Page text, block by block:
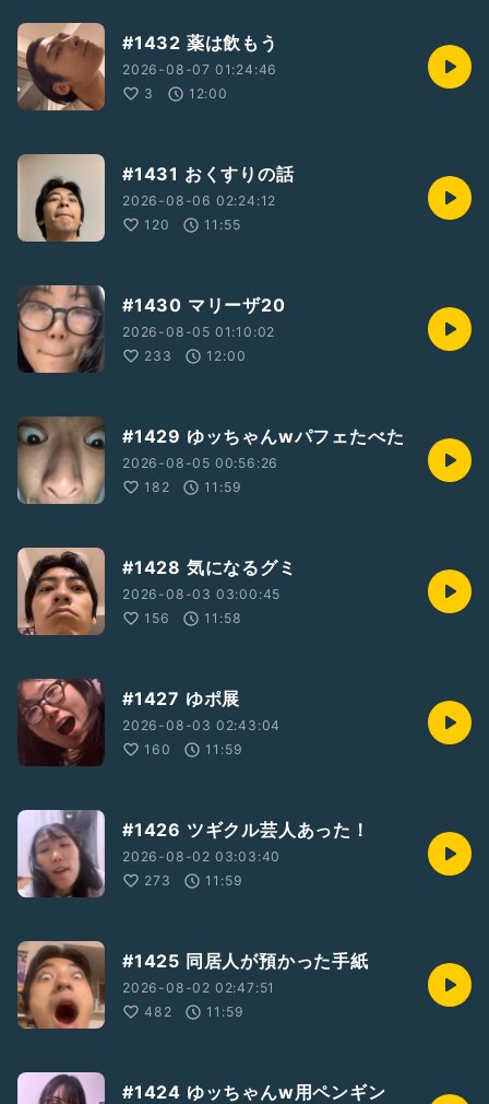
#1432 薬は飲もう
2026-08-07 01:24:46
3
12:00
#1431 おくすりの話
2026-08-06 02:24:12
120
11:55
#1430 マリーザ20
2026-08-05 01:10:02
233
12:00
#1429 ゆッちゃんwパフェたべた
2026-08-05 00:56:26
182
11:59
#1428 気になるグミ
2026-08-03 03:00:45
156
11:58
#1427 ゆポ展
2026-08-03 02:43:04
160
11:59
#1426 ツギクル芸人あった！
2026-08-02 03:03:40
273
11:59
#1425 同居人が預かった手紙
2026-08-02 02:47:51
482
11:59
#1424 ゆッちゃんw用ペンギン